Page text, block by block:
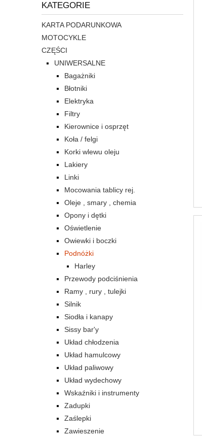
KATEGORIE
KARTA PODARUNKOWA
MOTOCYKLE
CZĘŚCI
UNIWERSALNE
Bagażniki
Błotniki
Elektryka
Filtry
Kierownice i osprzęt
Koła / felgi
Korki wlewu oleju
Lakiery
Linki
Mocowania tablicy rej.
Oleje , smary , chemia
Opony i dętki
Oświetlenie
Owiewki i boczki
Podnóżki
Harley
Przewody podciśnienia
Ramy , rury , tulejki
Silnik
Siodła i kanapy
Sissy bar'y
Układ chłodzenia
Układ hamulcowy
Układ paliwowy
Układ wydechowy
Wskaźniki i instrumenty
Zadupki
Zaślepki
Zawieszenie